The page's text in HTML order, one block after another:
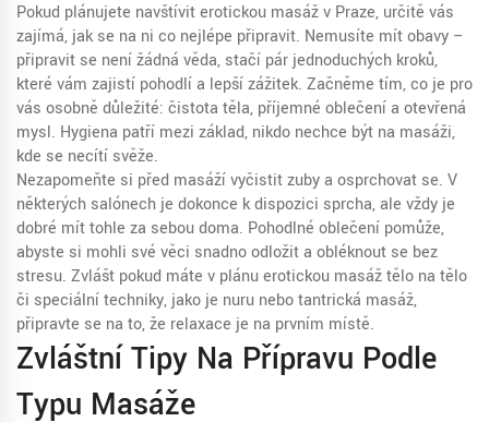
Pokud plánujete navštívit erotickou masáž v Praze, určitě vás
zajímá, jak se na ni co nejlépe připravit. Nemusíte mít obavy –
připravit se není žádná věda, stačí pár jednoduchých kroků,
které vám zajistí pohodlí a lepší zážitek. Začněme tím, co je pro
vás osobně důležité: čistota těla, příjemné oblečení a otevřená
mysl. Hygiena patří mezi základ, nikdo nechce být na masáži,
kde se necítí svěže.
Nezapomeňte si před masáží vyčistit zuby a osprchovat se. V
některých salónech je dokonce k dispozici sprcha, ale vždy je
dobré mít tohle za sebou doma. Pohodlné oblečení pomůže,
abyste si mohli své věci snadno odložit a obléknout se bez
stresu. Zvlášť pokud máte v plánu erotickou masáž tělo na tělo
či speciální techniky, jako je nuru nebo tantrická masáž,
připravte se na to, že relaxace je na prvním místě.
Zvláštní Tipy Na Přípravu Podle
Typu Masáže